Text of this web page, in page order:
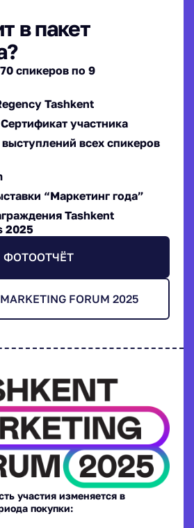
в пакет
спикеров по 9
Tashkent
участника
всех спикеров
“Маркетинг года”
Tashkent
2025
ФОТООТЧЁТ
FORUM 2025
участия изменяется в
покупки: